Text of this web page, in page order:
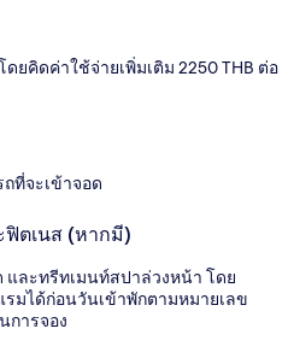
ดยคิดค่าใช้จ่ายเพิ่มเติม 2250 THB ต่อ
ที่จะเข้าจอด
ฟิตเนส (หากมี)
และทรีทเมนท์สปาล่วงหน้า โดย
มได้ก่อนวันเข้าพักตามหมายเลข
การจอง